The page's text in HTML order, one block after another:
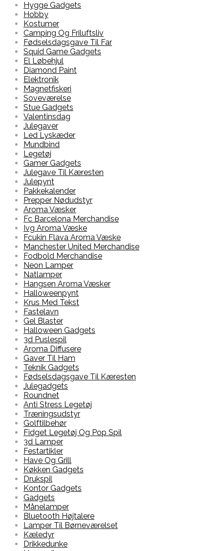
Hygge Gadgets
Hobby
Kostumer
Camping Og Friluftsliv
Fødselsdagsgave Til Far
Squid Game Gadgets
El Løbehjul
Diamond Paint
Elektronik
Magnetfiskeri
Soveværelse
Stue Gadgets
Valentinsdag
Julegaver
Led Lyskæder
Mundbind
Legetøj
Gamer Gadgets
Julegave Til Kæresten
Julepynt
Pakkekalender
Prepper Nødudstyr
Aroma Væsker
Fc Barcelona Merchandise
Ivg Aroma Væske
Fcukin Flava Aroma Væske
Manchester United Merchandise
Fodbold Merchandise
Neon Lamper
Natlamper
Hangsen Aroma Væsker
Halloweenpynt
Krus Med Tekst
Fastelavn
Gel Blaster
Halloween Gadgets
3d Puslespil
Aroma Diffusere
Gaver Til Ham
Teknik Gadgets
Fødselsdagsgave Til Kæresten
Julegadgets
Roundnet
Anti Stress Legetøj
Træningsudstyr
Golftilbehør
Fidget Legetøj Og Pop Spil
3d Lamper
Festartikler
Have Og Grill
Køkken Gadgets
Drukspil
Kontor Gadgets
Gadgets
Månelamper
Bluetooth Højtalere
Lamper Til Børneværelset
Kæledyr
Drikkedunke